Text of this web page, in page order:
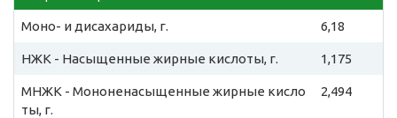
Моно- и дисахариды, г. 6,18
НЖК - Насыщенные жирные кислоты, г. 1,175
МНЖК - Мононенасыщенные жирные кисло
ты, г.
2,494